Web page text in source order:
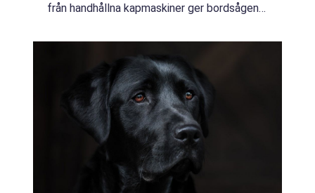
från handhållna kapmaskiner ger bordsågen